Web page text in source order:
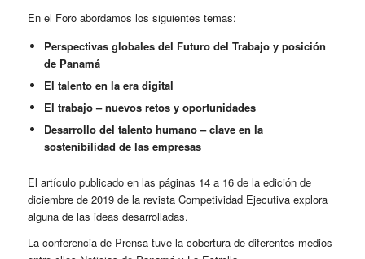
En el Foro abordamos los siguientes temas:
Perspectivas globales del Futuro del Trabajo y posición
de Panamá
El talento en la era digital
El trabajo – nuevos retos y oportunidades
Desarrollo del talento humano – clave en la
sostenibilidad de las empresas
El artículo publicado en las páginas 14 a 16 de la edición de
diciembre de 2019 de la revista Competividad Ejecutiva explora
alguna de las ideas desarrolladas.
La conferencia de Prensa tuve la cobertura de diferentes medios